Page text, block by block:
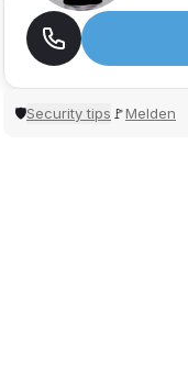
🛡Security tips 🚩Melden